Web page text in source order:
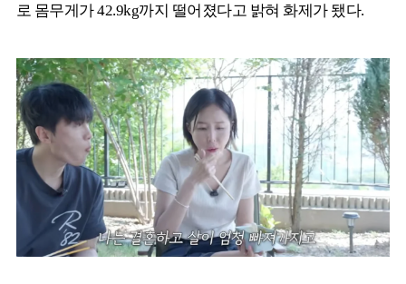
로 몸무게가 42.9kg까지 떨어졌다고 밝혀 화제가 됐다.